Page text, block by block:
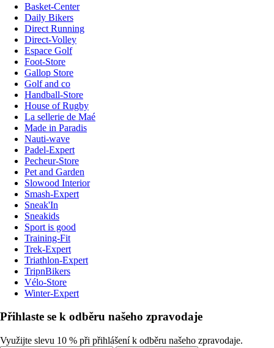
Basket-Center
Daily Bikers
Direct Running
Direct-Volley
Espace Golf
Foot-Store
Gallop Store
Golf and co
Handball-Store
House of Rugby
La sellerie de Maé
Made in Paradis
Nauti-wave
Padel-Expert
Pecheur-Store
Pet and Garden
Slowood Interior
Smash-Expert
Sneak'In
Sneakids
Sport is good
Training-Fit
Trek-Expert
Triathlon-Expert
TripnBikers
Vélo-Store
Winter-Expert
Přihlaste se k odběru našeho zpravodaje
Využijte slevu 10 % při přihlášení k odběru našeho zpravodaje.